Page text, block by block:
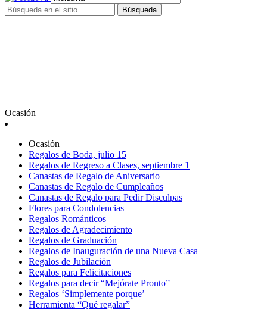
Búsqueda
Ocasión
Ocasión
Regalos de Boda, julio 15
Regalos de Regreso a Clases, septiembre 1
Canastas de Regalo de Aniversario
Canastas de Regalo de Cumpleaños
Canastas de Regalo para Pedir Disculpas
Flores para Condolencias
Regalos Románticos
Regalos de Agradecimiento
Regalos de Graduación
Regalos de Inauguración de una Nueva Casa
Regalos de Jubilación
Regalos para Felicitaciones
Regalos para decir “Mejórate Pronto”
Regalos ‘Simplemente porque’
Herramienta “Qué regalar”